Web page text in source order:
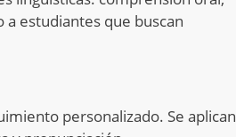
estudiantes que buscan
personalizado. Se aplican